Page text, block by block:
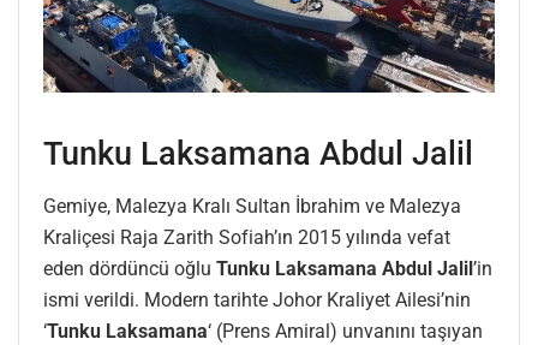
Tunku Laksamana Abdul Jalil
Gemiye, Malezya Kralı Sultan İbrahim ve Malezya
Kraliçesi Raja Zarith Sofiah’ın 2015 yılında vefat
eden dördüncü oğlu Tunku Laksamana Abdul Jalil ’in
ismi verildi. Modern tarihte Johor Kraliyet Ailesi’nin
‘Tunku Laksamana‘ (Prens Amiral) unvanını taşıyan